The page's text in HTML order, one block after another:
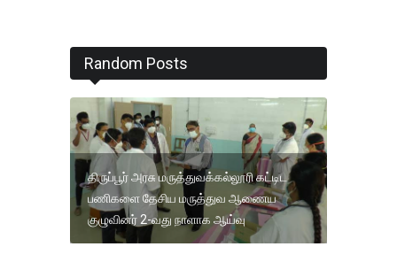
Random Posts
திருப்பூர் அரசு மருத்துவக்கல்லூரி கட்டிட
பணிகளை தேசிய மருத்துவ ஆணைய
குழுவினர் 2-வது நாளாக ஆய்வு